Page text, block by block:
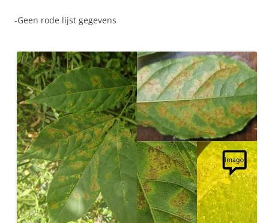
-Geen rode lijst gegevens